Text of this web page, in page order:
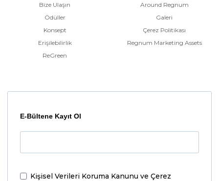
Bize Ulaşın
Ödüller
Konsept
Erişilebilirlik
ReGreen
Around Regnum
Galeri
Çerez Politikası
Regnum Marketing Assets
E-Bültene Kayıt Ol
Kişisel Verileri Koruma Kanunu ve Çerez